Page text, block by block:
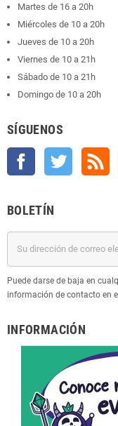
Martes de 16 a 20h
Miércoles de 10 a 20h
Jueves de 10 a 20h
Viernes de 10 a 21h
Sábado de 10 a 21h
Domingo de 10 a 20h
SÍGUENOS
Facebook Twitter
BOLETÍN
Puede darse de baja en
información de contacto en
INFORMACIÓN